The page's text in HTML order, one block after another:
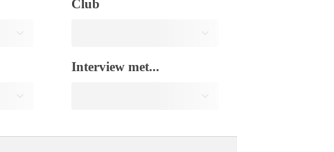
Club
Interview met...